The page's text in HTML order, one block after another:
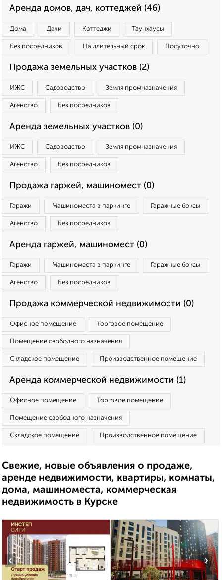
Аренда домов, дач, коттеджей (46)
Дома Дачи Коттеджи Таунхаусы
Без посредников На длительный срок Посуточно
Продажа земельных участков (2)
ИЖС Садоводство Земля промназначения
Агенство Без посредников
Аренда земельных участков (0)
ИЖС Садоводство Земля промназначения
Агенство Без посредников
Продажа гаржей, машиномест (0)
Гаражи Машиноместа в паркинге Гаражные боксы
Агенство Без посредников
Аренда гаржей, машиномест (0)
Гаражи Машиноместа в паркинге Гаражные боксы
Агенство Без посредников
Продажа коммерческой недвижимости (0)
Офисное помещение Торговое помещение
Помещение свободного назначения
Складское помещение Производственное помещение
Аренда коммерческой недвижимости (1)
Офисное помещение Торговое помещение
Помещение свободного назначения
Складское помещение Производственное помещение
Свежие, новые объявления о продаже,
аренде недвижимости, квартиры, комнаты,
дома, машиноместа, коммерческая
недвижимость в Курске
‹ ›